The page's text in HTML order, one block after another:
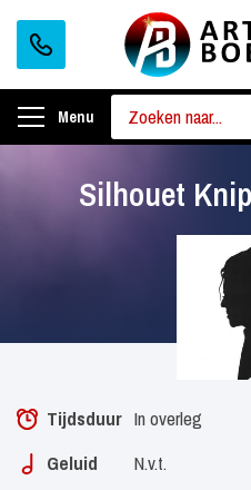
Menu
Silhouet
Tijdsduur In overleg
Geluid
N.v.t.